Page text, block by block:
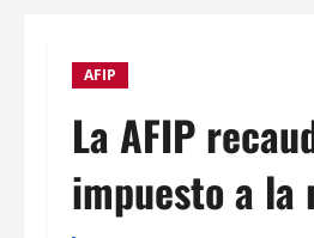
AFIP
La AFIP
impuesto a la